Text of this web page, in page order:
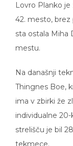
Lovro Planko
42. mesto,
sta ostala Miha
mestu.
Na današnji
Thingnes Boe,
ima v zbirki že
individualne
strelišču je bil
tekmece.